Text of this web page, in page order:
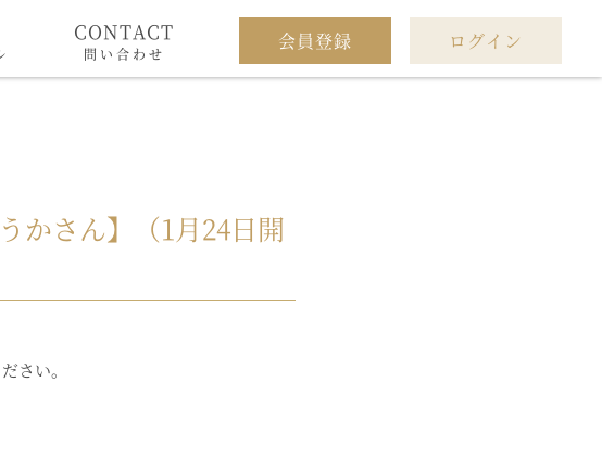
CONTACT
問い合わせ
会員登録 ログイン
かさん】（1月24日開
さい。